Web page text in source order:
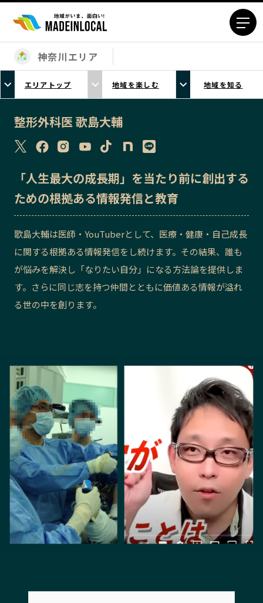
エリアから探す
北海道エリア
青森エリア
岩手エリア
福島エリア
茨城エリア
埼玉エリア
千葉エリア
東京23区エリア
多摩エリア
富山エリア
石川エリア
福井エリア
山梨エリア
河内エリア
兵庫エリア
奈良エリア
鳥取エリア
島根エリア
岡山エリア
広島エリア
山口エリア
徳島エリア
香川エリア
愛媛エリア
高知エリア
福岡エリア
佐賀エリア
長崎エリア
熊本エリア
宮崎エリア
鹿児島エリア
神奈川エリア
エリアトップ 地域を楽しむ 地域を知る
整形外科医 歌島大輔
「人生最大の成長期」を当たり前に創出する
ための根拠ある情報発信と教育
歌島大輔は医師・YouTuberとして、医療・健康・自己成長
に関する根拠ある情報発信をし続けます。その結果、誰も
が悩みを解決し「なりたい自分」になる方法論を提供しま
す。さらに同じ志を持つ仲間とともに価値ある情報が溢れ
る世の中を創ります。